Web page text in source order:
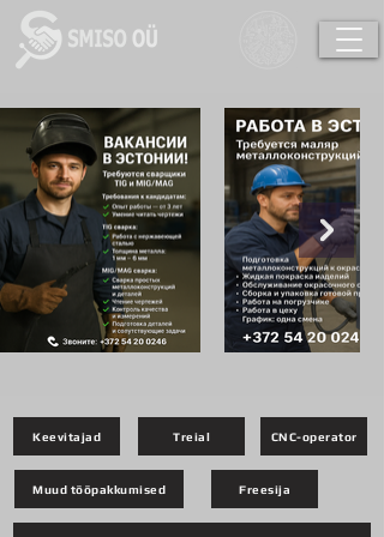
Keevitajad Treial CNC-operator
Muud tööpakkumised Freesija